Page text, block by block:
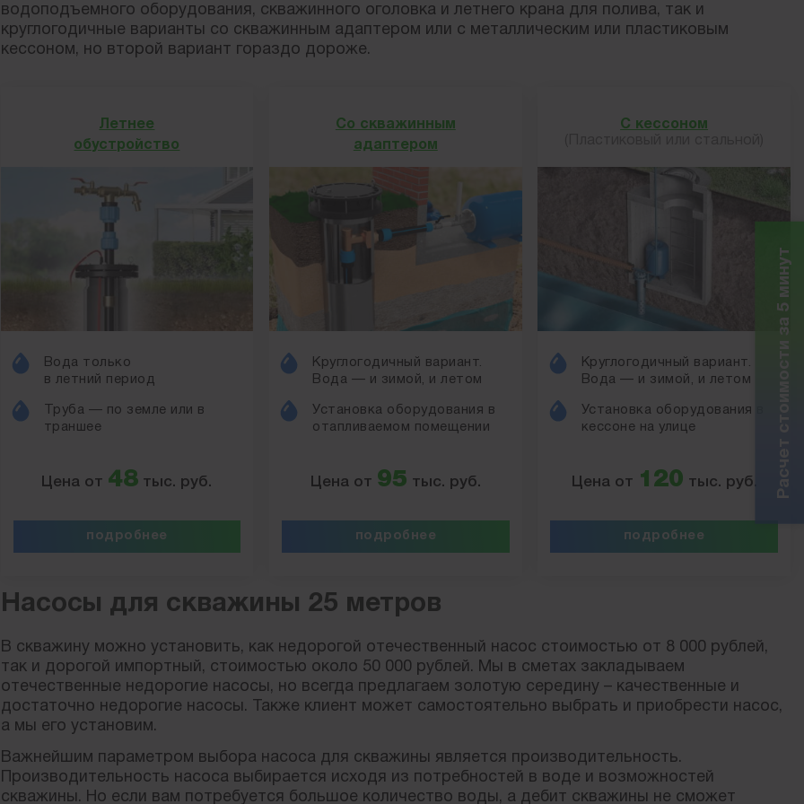
водоподъемного оборудования, скважинного оголовка и летнего крана для полива, так и
круглогодичные варианты со скважинным адаптером или с металлическим или пластиковым
кессоном, но второй вариант гораздо дороже.
Летнее
обустройство
Вода только
в летний период
Труба — по земле или в
траншее
Цена от 48 тыс. руб.
подробнее
Со скважинным
адаптером
Круглогодичный вариант.
Вода — и зимой, и летом
Установка оборудования в
отапливаемом помещении
Цена от 95 тыс. руб.
подробнее
С кессоном
Круглогодичный вариант.
Вода — и зимой, и летом
Установка оборудования в
кессоне на улице
Цена от 120 тыс. руб.
подробнее
Насосы для скважины 25 метров
В скважину можно установить, как недорогой отечественный насос стоимостью от 8 000 рублей,
так и дорогой импортный, стоимостью около 50 000 рублей. Мы в сметах закладываем
отечественные недорогие насосы, но всегда предлагаем золотую середину – качественные и
достаточно недорогие насосы. Также клиент может самостоятельно выбрать и приобрести насос,
а мы его установим.
Важнейшим параметром выбора насоса для скважины является производительность.
Производительность насоса выбирается исходя из потребностей в воде и возможностей
скважины. Но если вам потребуется большое количество воды, а дебит скважины не сможет
Расчет стоимости за 5 минут